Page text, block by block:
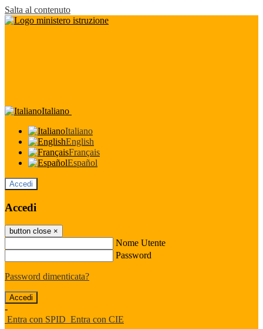
Salta al contenuto
Italiano
Italiano
English
Français
Español
Accedi
Accedi
button close ×
Nome Utente
Password
Password dimenticata?
-
Entra con SPID Entra con CIE